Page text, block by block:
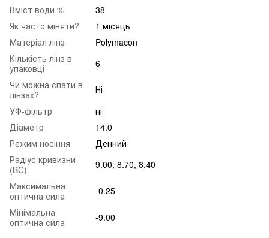
Вміст води %
38
Як часто міняти?
1 місяць
Матеріал лінз
Polymacon
Кількість лінз в
упаковці
6
Чи можна спати в
лінзах?
Ні
УФ-фільтр
ні
Діаметр
14.0
Режим носіння
Денний
Радіус кривизни
(BC)
9.00, 8.70, 8.40
Максимальна
оптична сила
-0.25
Мінімальна
оптична сила
-9.00